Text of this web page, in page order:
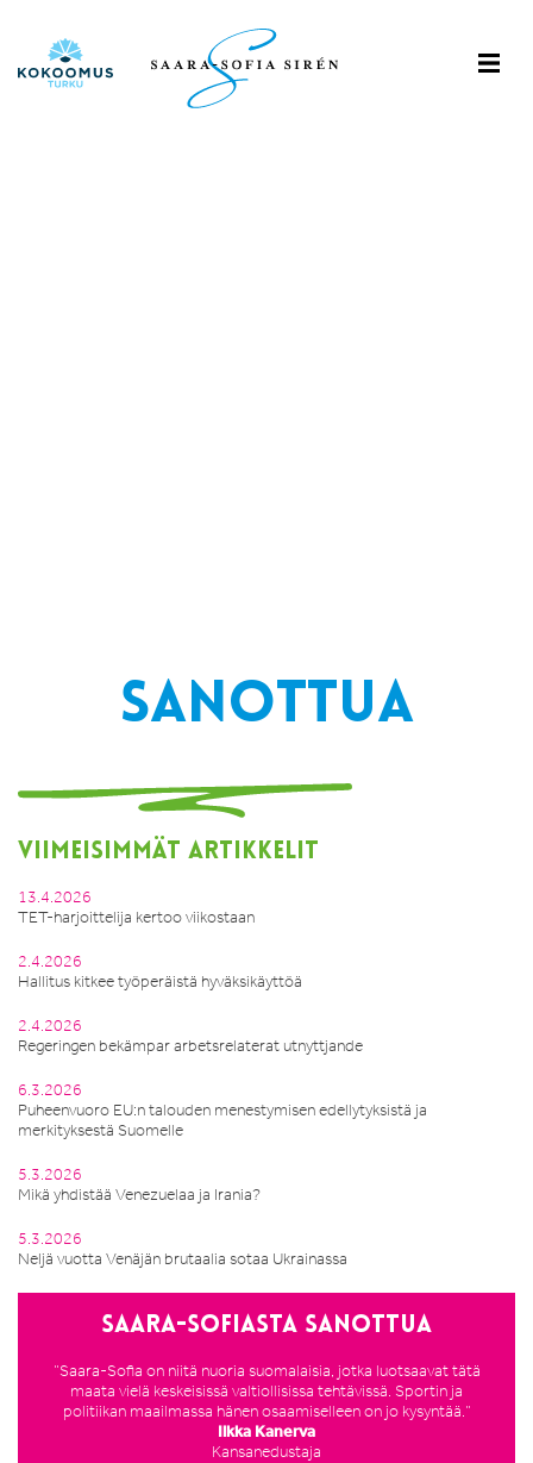
SANOTTUA
VIIMEISIMMÄT ARTIKKELIT
13.4.2026
TET-harjoittelija kertoo viikostaan
2.4.2026
Hallitus kitkee työperäistä hyväksikäyttöä
2.4.2026
Regeringen bekämpar arbetsrelaterat utnyttjande
6.3.2026
Puheenvuoro EU:n talouden menestymisen edellytyksistä ja
merkityksestä Suomelle
5.3.2026
Mikä yhdistää Venezuelaa ja Irania?
5.3.2026
Neljä vuotta Venäjän brutaalia sotaa Ukrainassa
Saara-Sofiasta sanottua
”Saara-Sofia on niitä nuoria suomalaisia, jotka luotsaavat tätä
maata vielä keskeisissä valtiollisissa tehtävissä. Sportin ja
politiikan maailmassa hänen osaamiselleen on jo kysyntää.”
Ilkka Kanerva
Kansanedustaja